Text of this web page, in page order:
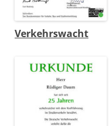
Verkehrswacht